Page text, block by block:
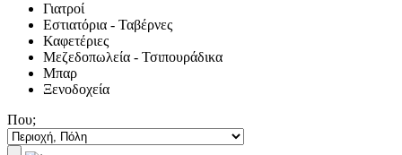
Γιατροί
Εστιατόρια - Ταβέρνες
Καφετέριες
Μεζεδοπωλεία - Τσιπουράδικα
Μπαρ
Ξενοδοχεία
Που;